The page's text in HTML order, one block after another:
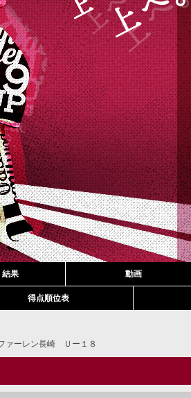
結果 動画
得点順位表
ァーレン長崎 Ｕー１８